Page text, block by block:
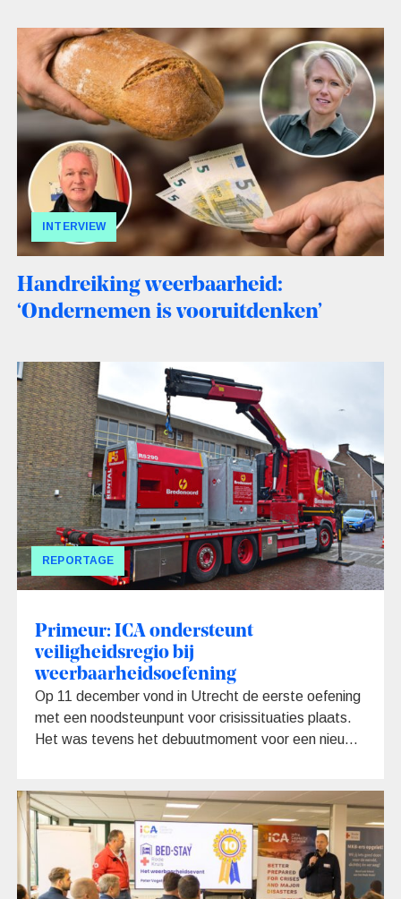
INTERVIEW
Handreiking weerbaarheid:
‘Ondernemen is vooruitdenken’
REPORTAGE
Primeur: ICA ondersteunt
veiligheidsregio bij
weerbaarheidsoefening
Op 11 december vond in Utrecht de eerste oefening
met een noodsteunpunt voor crisissituaties plaats.
Het was tevens het debuutmoment voor een nieuwe
kunnen overheden in crisistijd al hun benodigde
logistieke en materiële ondersteuning via één loket
bij de private sector aanvragen. Heel praktisch en
efficiënt in de hectiek van een crisis, vindt de
veiligheidsregio Utrecht, die inmiddels een